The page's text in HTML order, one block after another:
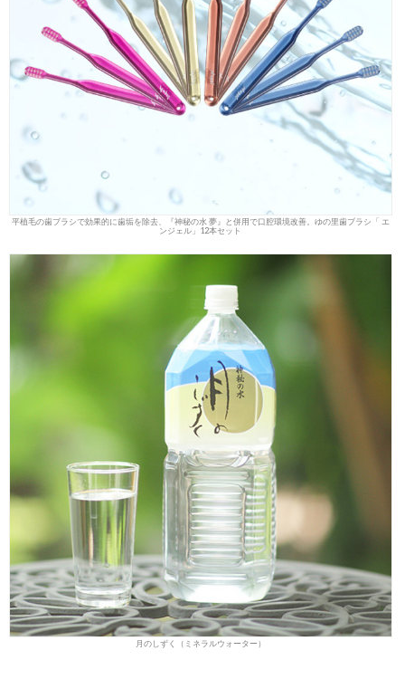
平植毛の歯ブラシで効果的に歯垢を除去、『神秘の水 夢』と併用で口腔環境改善。ゆの里歯ブラシ「 エ
ンジェル」12本セット
月のしずく（ミネラルウォーター）